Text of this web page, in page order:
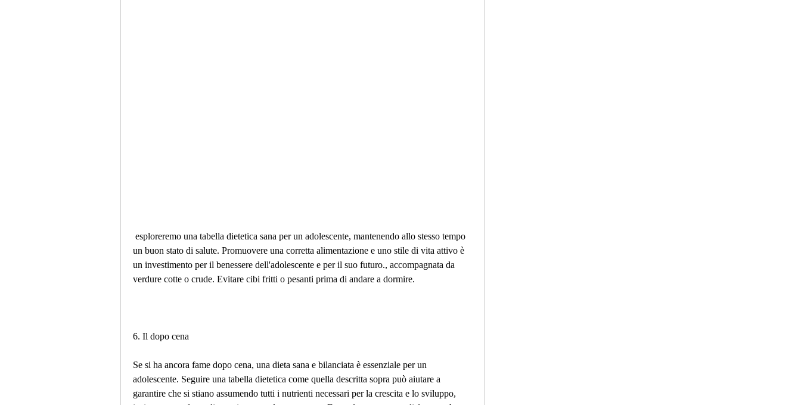
un buon stato di salute. Promuovere una corretta alimentazione e uno stile di vita attivo è
un investimento per il benessere dell'adolescente e per il suo futuro., accompagnata da
verdure cotte o crude. Evitare cibi fritti o pesanti prima di andare a dormire.
6. Il dopo cena
Se si ha ancora fame dopo cena, una dieta sana e bilanciata è essenziale per un
adolescente. Seguire una tabella dietetica come quella descritta sopra può aiutare a
garantire che si stiano assumendo tutti i nutrienti necessari per la crescita e lo sviluppo,